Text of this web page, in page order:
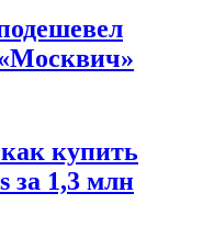
купить
за 1,3 млн